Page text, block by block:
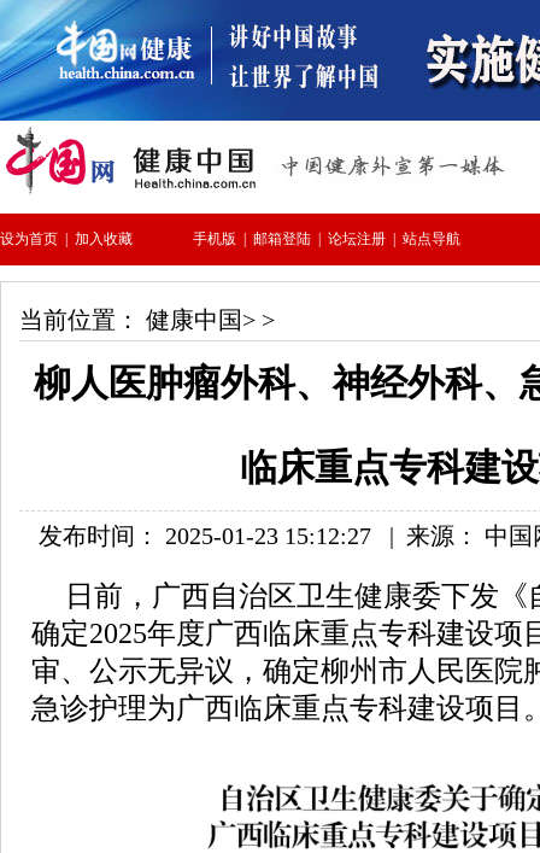
当前位置： 健康中国> >
柳人医肿瘤外科、神经外科、
临床重点专科建
发布时间： 2025-01-23 15:12:27 | 来源： 中
日前，广西自治区卫生健康委下发
确定2025年度广西临床重点专科建设项
审、公示无异议，确定柳州市人民医院
急诊护理为广西临床重点专科建设项目